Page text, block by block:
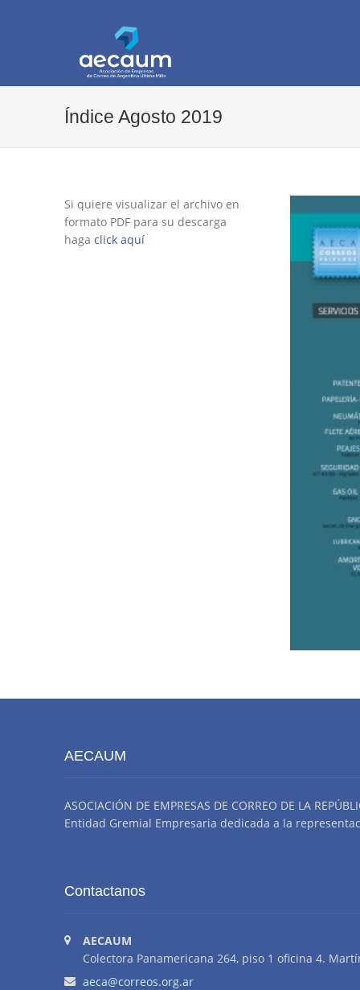
Índice Agosto 2019
Si quiere visualizar el archivo en
formato PDF para su descarga
haga click aquí
AECAUM
ASOCIACIÓN DE EMPRESAS DE CORREO DE LA
Entidad Gremial Empresaria dedicada a la
Contactanos
AECAUM
Colectora Panamericana 264, piso 1 oficina 4.
aeca@correos.org.ar